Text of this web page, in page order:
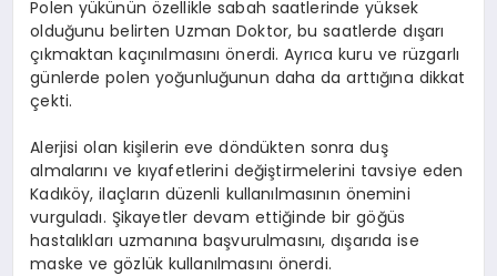
Polen yükünün özellikle sabah saatlerinde yüksek
olduğunu belirten Uzman Doktor, bu saatlerde dışarı
çıkmaktan kaçınılmasını önerdi. Ayrıca kuru ve rüzgarlı
günlerde polen yoğunluğunun daha da arttığına dikkat
çekti.
Alerjisi olan kişilerin eve döndükten sonra duş
almalarını ve kıyafetlerini değiştirmelerini tavsiye eden
Kadıköy, ilaçların düzenli kullanılmasının önemini
vurguladı. Şikayetler devam ettiğinde bir göğüs
hastalıkları uzmanına başvurulmasını, dışarıda ise
maske ve gözlük kullanılmasını önerdi.